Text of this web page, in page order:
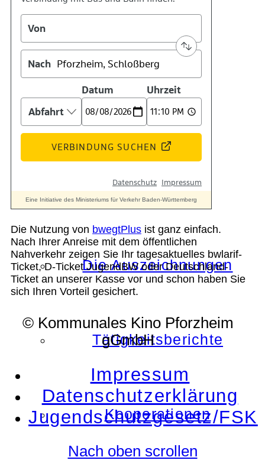
Kontakt
Kino
Das Team
Die Auszeichnungen
Tätigkeitsberichte
Kooperationen
Die Nutzung von bwegtPlus ist ganz einfach.
Nach Ihrer Anreise mit dem öffentlichen
Nahverkehr zeigen Sie Ihr tagesaktuelles bwlarif-
Ticket, D-Ticket JugendBW oder Deutschland-
Ticket an unserer Kasse vor und schon haben Sie
sich Ihren Vorteil gesichert.
© Kommunales Kino Pforzheim
gGmbH
Impressum
Datenschutzerklärung
Jugendschutzgesetz/FSK
Nach oben scrollen